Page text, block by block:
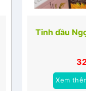
Tinh dầu
Xem